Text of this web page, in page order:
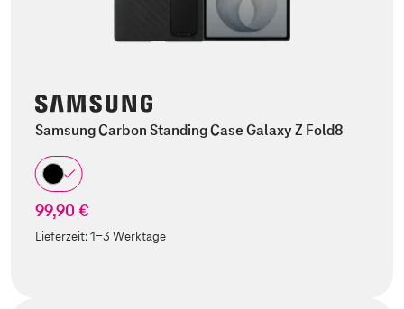
Samsung Carbon Standing Case Galaxy Z Fold8
99,90 €
Lieferzeit:1-3 Werktage